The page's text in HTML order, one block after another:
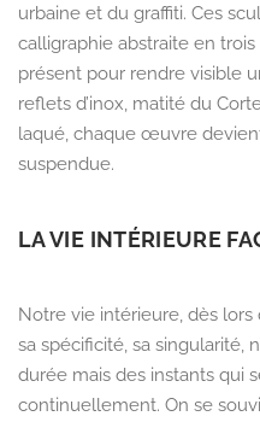
urbaine et du graffiti. Ces
calligraphie abstraite en
présent pour rendre visible
reflets d’inox, matité du
laqué, chaque œuvre
suspendue.
LA VIE INTÉRIEURE
Notre vie intérieure, dès
sa spécificité, sa singularité,
durée mais des instants qui
continuellement. On se